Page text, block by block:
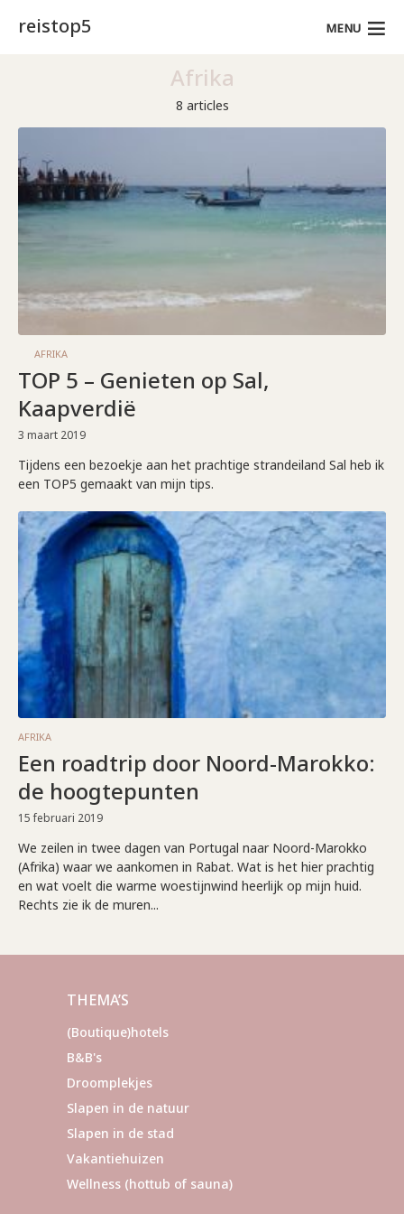
reistop5 MENU
Afrika
8 articles
AFRIKA
TOP 5 – Genieten op Sal,
Kaapverdië
3 maart 2019
Tijdens een bezoekje aan het prachtige strandeiland Sal heb ik
een TOP5 gemaakt van mijn tips.
AFRIKA
Een roadtrip door Noord-Marokko:
de hoogtepunten
15 februari 2019
We zeilen in twee dagen van Portugal naar Noord-Marokko
(Afrika) waar we aankomen in Rabat. Wat is het hier prachtig
en wat voelt die warme woestijnwind heerlijk op mijn huid.
Rechts zie ik de muren...
THEMA’S
(Boutique)hotels
B&B's
Droomplekjes
Slapen in de natuur
Slapen in de stad
Vakantiehuizen
Wellness (hottub of sauna)